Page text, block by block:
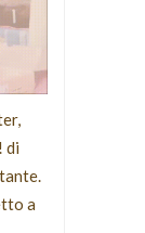
di
a